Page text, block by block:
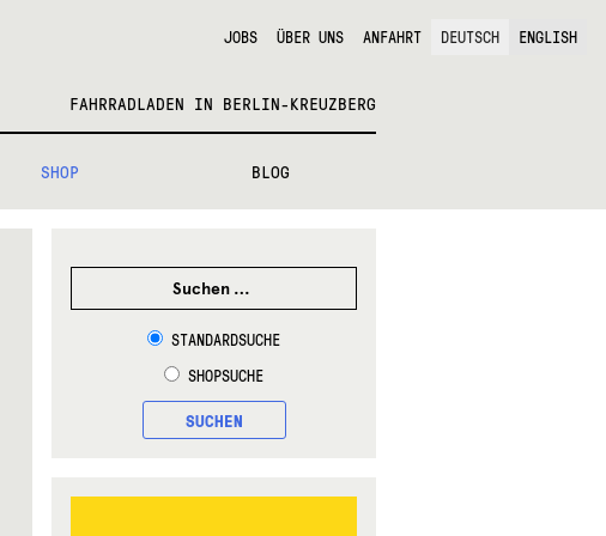
FAHRRADLADEN IN BERLIN-KREUZBERG
JOBS ÜBER UNS ANFAHRT DEUTSCH ENGLISH
SHOP BLOG
STANDARDSUCHE
SHOPSUCHE
SUCHEN